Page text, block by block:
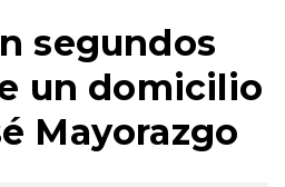
segundos
un domicilio
Mayorazgo